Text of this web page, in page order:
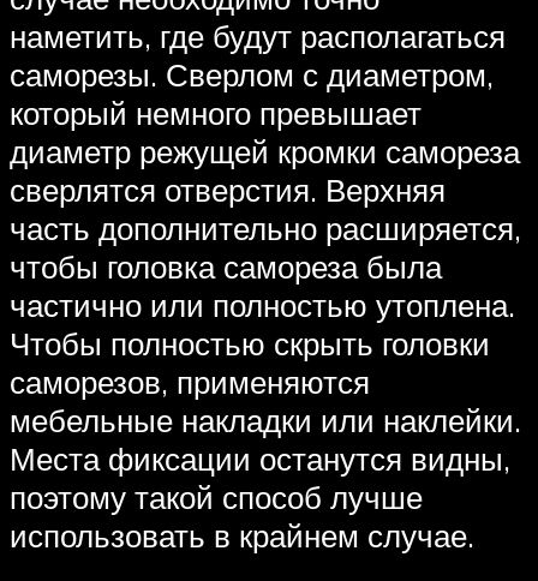
наметить, где будут располагаться
саморезы. Сверлом с диаметром,
который немного превышает
диаметр режущей кромки самореза
сверлятся отверстия. Верхняя
часть дополнительно расширяется,
чтобы головка самореза была
частично или полностью утоплена.
Чтобы полностью скрыть головки
саморезов, применяются
мебельные накладки или наклейки.
Места фиксации останутся видны,
поэтому такой способ лучше
использовать в крайнем случае.